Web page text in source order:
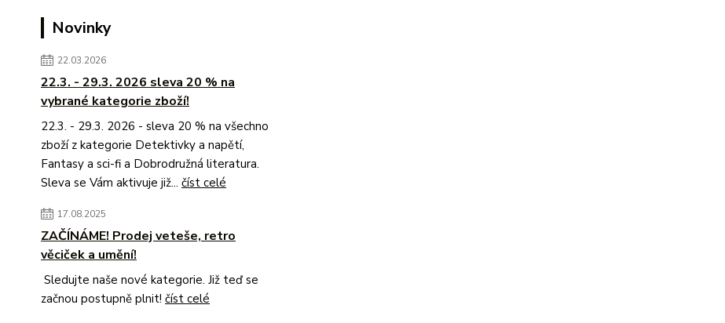
Novinky
22.03.2026
22.3. - 29.3. 2026 sleva 20 % na
vybrané kategorie zboží!
22.3. - 29.3. 2026 - sleva 20 % na všechno
zboží z kategorie Detektivky a napětí,
Fantasy a sci-fi a Dobrodružná literatura.
Sleva se Vám aktivuje již... číst celé
17.08.2025
ZAČÍNÁME! Prodej veteše, retro
věciček a umění!
Sledujte naše nové kategorie. Již teď se
začnou postupně plnit! číst celé